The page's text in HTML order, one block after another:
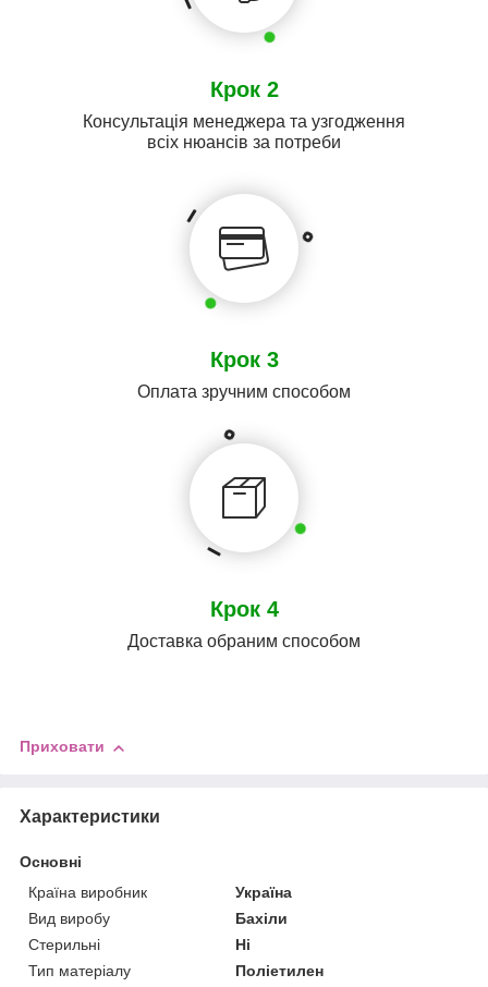
Крок 2
Консультація менеджера та узгодження
всіх нюансів за потреби
Крок 3
Оплата зручним способом
Крок 4
Доставка обраним способом
Приховати
Характеристики
Основні
Країна виробник
Україна
Вид виробу
Бахіли
Стерильні
Ні
Тип матеріалу
Поліетилен